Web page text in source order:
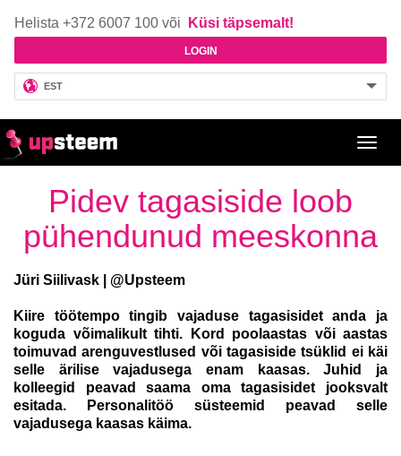
Helista +372 6007 100 või Küsi täpsemalt!
LOGIN
EST
Pidev tagasiside loob
pühendunud meeskonna
Jüri Siilivask | @Upsteem
Kiire töötempo tingib vajaduse tagasisidet anda ja
koguda võimalikult tihti. Kord poolaastas või aastas
toimuvad arenguvestlused või tagasiside tsüklid ei käi
selle ärilise vajadusega enam kaasas. Juhid ja
kolleegid peavad saama oma tagasisidet jooksvalt
esitada. Personalitöö süsteemid peavad selle
vajadusega kaasas käima.